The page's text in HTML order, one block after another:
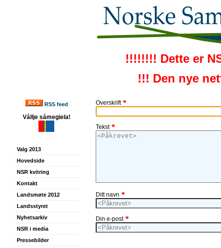
!!!!!!!! Dette er
!!! Den nye
RSS feed
Vállje sámegiela!
Valg 2013
Hovedside
NSR kvitring
Kontakt
Landsmøte 2012
Landsstyret
Nyhetsarkiv
NSR i media
Pressebilder
Overskrift
Tekst
Ditt navn
Din e-post